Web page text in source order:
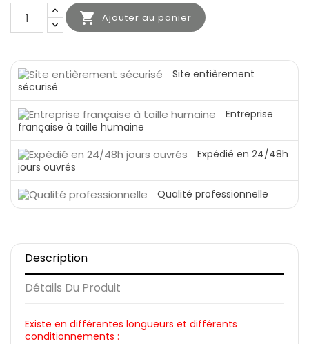
 Ajouter au panier
Site entièrement
sécurisé
Entreprise
française à taille humaine
Expédié en 24/48h
jours ouvrés
Qualité professionnelle
Description
Détails Du Produit
Existe en différentes longueurs et différents
conditionnements :